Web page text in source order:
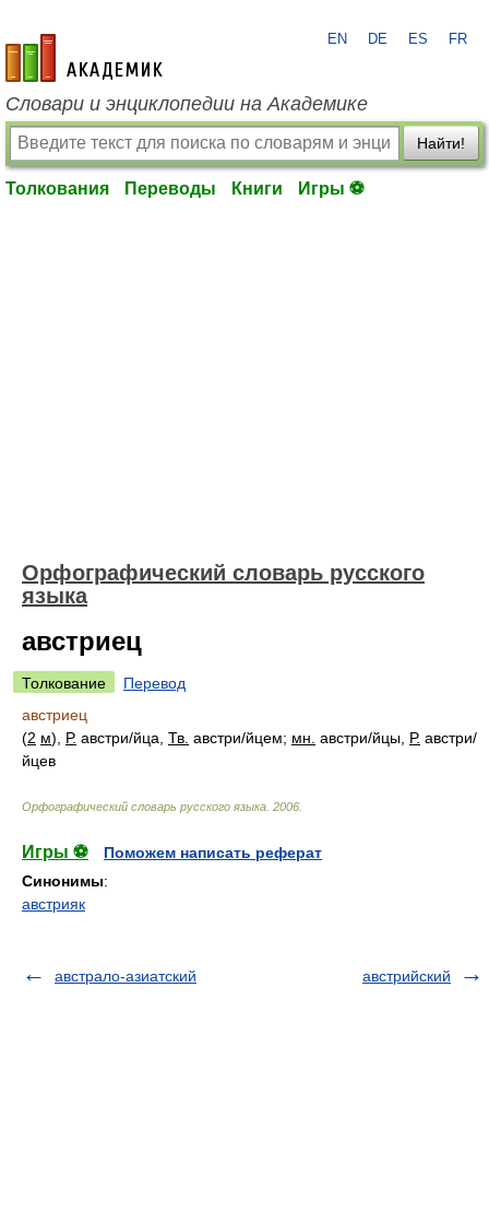
academic.ru
EN DE ES FR
Словари и энциклопедии на Академике
Найти!
Толкования Переводы Книги Игры ⚽
Орфографический словарь русского
языка
австриец
Толкование
Перевод
австриец
(2 м), Р. австри/йца, Тв. австри/йцем; мн. австри/йцы, Р. австри/
йцев
Орфографический словарь русского языка 2006
Игры ⚽
Поможем написать реферат
Синонимы:
австрияк
австрало-азиатский австрийский